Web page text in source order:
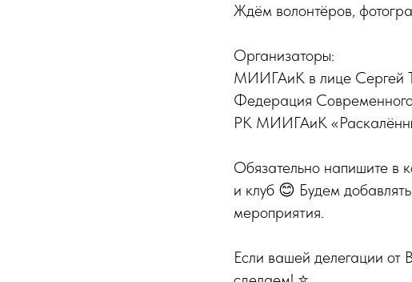
Ждём волонтёров,
Организаторы:
МИИГАиК в лице Сергей
Федерация
РК МИИГАиК
Обязательно напишите в
и клуб 😊 Будем
мероприятия.
Если вашей делегации